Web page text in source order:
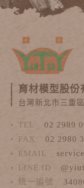
育材模型股份
台灣新北市三重
TEL
02 2989
FAX
02 2980
EMAIL
LINE ID
統一編號